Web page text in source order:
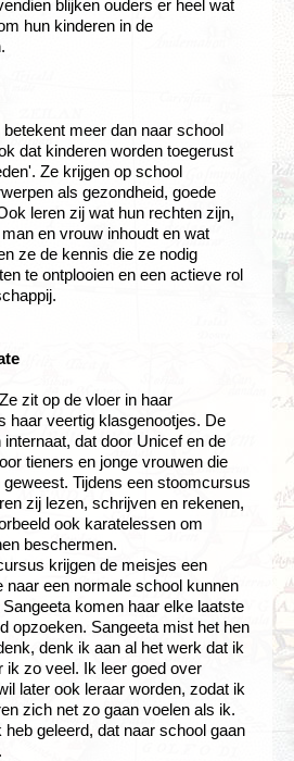
blijken ouders er heel wat
hun kinderen in de
meer dan naar school
dat kinderen worden toegerust
Ze krijgen op school
als gezondheid, goede
leren zij wat hun rechten zijn,
en vrouw inhoudt en wat
ze de kennis die ze nodig
te ontplooien en een actieve rol
zit op de vloer in haar
haar veertig klasgenootjes. De
dat door Unicef en de
tieners en jonge vrouwen die
Tijdens een stoomcursus
zij lezen, schrijven en rekenen,
ook karatelessen om
beschermen.
krijgen de meisjes een
naar een normale school kunnen
komen haar elke laatste
opzoeken. Sangeeta mist het hen
denk ik aan al het werk dat ik
ik zo veel. Ik leer goed over
later ook leraar worden, zodat ik
zich net zo gaan voelen als ik.
geleerd, dat naar school gaan